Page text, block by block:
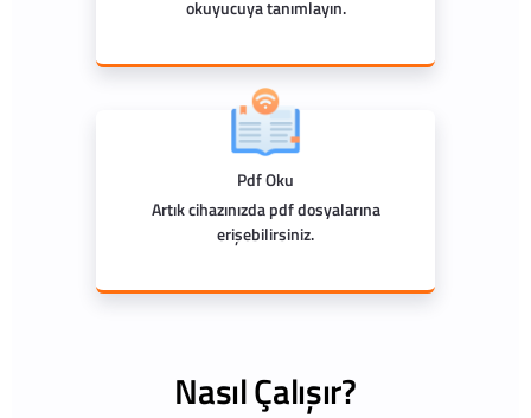
okuyucuya tanımlayın.
Pdf Oku
Artık cihazınızda pdf dosyalarına
erişebilirsiniz.
Nasıl Çalışır?